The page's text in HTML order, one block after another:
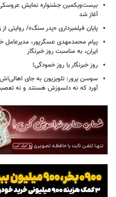
بیست‌ویکمین جشنواره نمایش عروسکی
آغاز شد
پایان فیلمبرداری «پدر سنگ»/ روایتی
پیام محمدمهدی عسگرپور، مدیرعامل
ایران، به مناسبت روز خبرنگار
روز خبرنگار یا روز خمودگی!
سوسن پرور: تلویزیون به جای
آورد که نه دلسوزش هستند و نه